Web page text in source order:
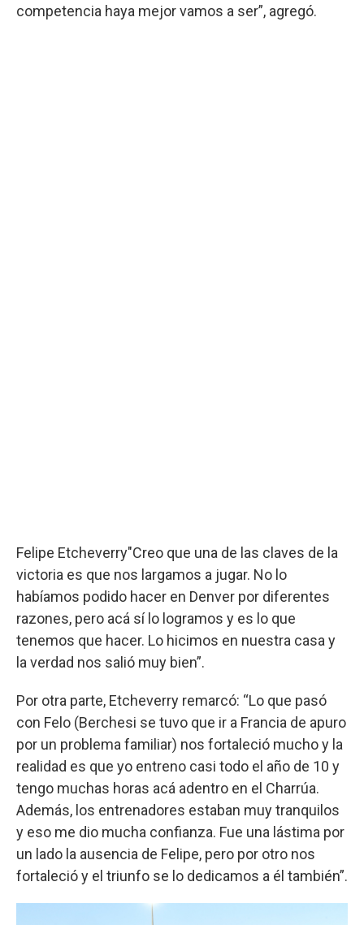
competencia haya mejor vamos a ser”, agregó.
Felipe Etcheverry"Creo que una de las claves de la
victoria es que nos largamos a jugar. No lo
habíamos podido hacer en Denver por diferentes
razones, pero acá sí lo logramos y es lo que
tenemos que hacer. Lo hicimos en nuestra casa y
la verdad nos salió muy bien”.
Por otra parte, Etcheverry remarcó: “Lo que pasó
con Felo (Berchesi se tuvo que ir a Francia de apuro
por un problema familiar) nos fortaleció mucho y la
realidad es que yo entreno casi todo el año de 10 y
tengo muchas horas acá adentro en el Charrúa.
Además, los entrenadores estaban muy tranquilos
y eso me dio mucha confianza. Fue una lástima por
un lado la ausencia de Felipe, pero por otro nos
fortaleció y el triunfo se lo dedicamos a él también”.